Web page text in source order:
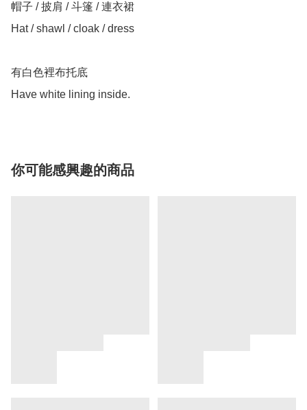
帽子 / 披肩 / 斗篷 / 連衣裙
Hat / shawl / cloak / dress
有白色裡布托底
你可能感興趣的商品